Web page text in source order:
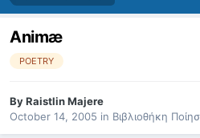
Animæ
POETRY
ByRaistlin Majere
October 14, 2005 in Βιβλιοθήκη